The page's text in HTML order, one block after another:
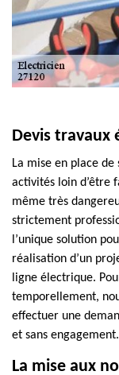
Devis travaux
La mise en place
activités loin d’être
même très
strictement
l’unique solution
réalisation d’un
ligne électrique.
temporellement,
effectuer une
et sans engagement.
La mise aux